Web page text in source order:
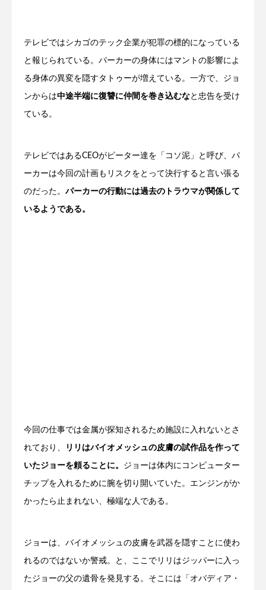
テレビではシカゴのテック企業が犯罪の標的になっている
と報じられている。パーカーの身体にはマントの影響によ
る身体の異変を隠すタトゥーが増えている。一方で、ジョ
ンからは中途半端に復讐に仲間を巻き込むなと忠告を受け
ている。
テレビではあるCEOがピーター達を「コソ泥」と呼び、パ
ーカーは今回の計画もリスクをとって決行すると言い張る
のだった。 パーカーの行動には過去のトラウマが関係して
いるようである。
今回の仕事では金属が探知されるため施設に入れないとさ
れており、 リリはバイオメッシュの皮膚の試作品を作って
いたジョーを頼ることに。 ジョーは体内にコンピューター
チップを入れるために腕を切り開いていた。エンジンがか
かったら止まれない、極端な人である。
ジョーは、バイオメッシュの皮膚を武器を隠すことに使わ
れるのではないか警戒。と、ここでリリはジッパーに入っ
たジョーの父の遺骨を発見する。そこには「オバディア・